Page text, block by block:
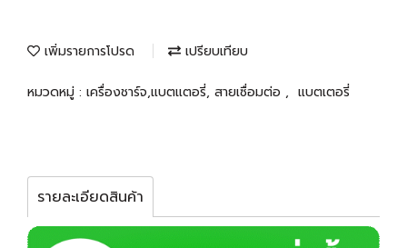
เพิ่มรายการโปรด เปรียบเทียบ
หมวดหมู่ : เครื่องชาร์จ,แบตแตอรี่, สายเซื่อมต่อ , แบตเตอรี่
รายละเอียดสินค้า